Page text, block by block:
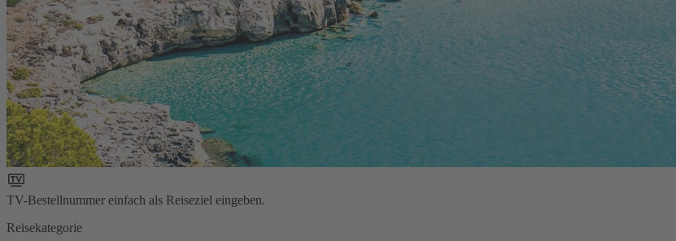
TV-Bestellnummer einfach als Reiseziel eingeben.
Reisekategorie